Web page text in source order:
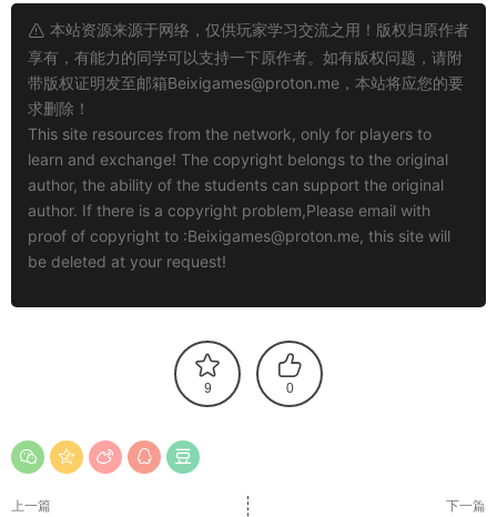
本站资源来源于网络，仅供玩家学习交流之用！版权归原作者
享有，有能力的同学可以支持一下原作者。如有版权问题，请附
带版权证明发至邮箱Beixigames@proton.me ，本站将应您的要
求删除！
This site resources from the network, only for players to
learn and exchange! The copyright belongs to the original
author, the ability of the students can support the original
author. If there is a copyright problem,Please email with
proof of copyright to :Beixigames@proton.me, this site will
be deleted at your request!
9 0
上一篇 下一篇